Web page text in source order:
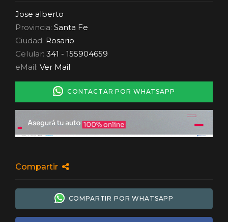
Jose alberto
Provincia: Santa Fe
Ciudad: Rosario
Celular: 341 - 155904659
eMail: Ver Mail
CONTACTAR POR WHATSAPP
Compartir
COMPARTIR POR WHATSAPP